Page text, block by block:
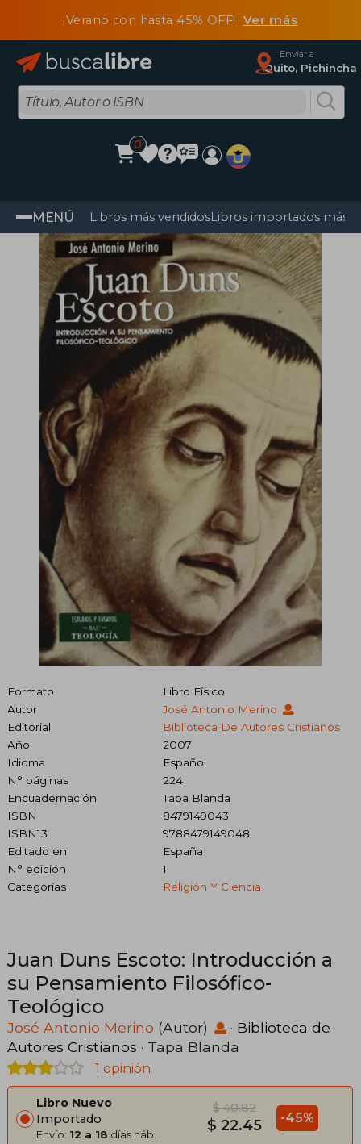
¡Verano con hasta 45% OFF! Ver más
Enviar a
Quito, Pichincha
0
MENÚ Libros más vendidosLibros importados más
Formato
Libro Físico
Autor
José Antonio Merino
Editorial
Biblioteca De Autores Cristianos
Año
2007
Idioma
Español
N° páginas
224
Encuadernación
Tapa Blanda
ISBN
8479149043
ISBN13
9788479149048
Editado en
España
N° edición
1
Categorías
Religión Y Ciencia
Juan Duns Escoto: Introducción a
su Pensamiento Filosófico-
Teológico
José Antonio Merino (Autor) · Biblioteca de
Autores Cristianos · Tapa Blanda
1 opinión
Libro Nuevo
Importado
Envío: 12 a 18 días háb.
$ 40.82
$ 22.45 -45%